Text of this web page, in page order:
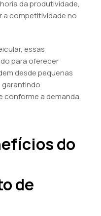
da produtividade,
a competitividade no
essas
para oferecer
desde pequenas
conforme a demanda
do
de